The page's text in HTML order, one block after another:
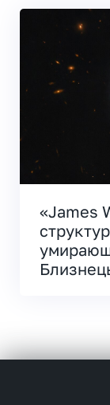
«James